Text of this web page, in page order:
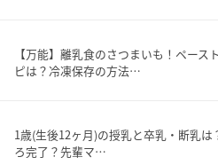
【万能】離乳食のさつまいも！ペース
ピは？冷凍保存の方法…
1歳(生後12ヶ月)の授乳と卒乳・断乳は
ろ完了？先輩マ…